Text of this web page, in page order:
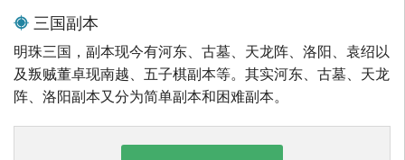
三国副本
明珠三国，副本现今有河东、古墓、天龙阵、洛阳、袁绍以
及叛贼董卓现南越、五子棋副本等。其实河东、古墓、天龙
阵、洛阳副本又分为简单副本和困难副本。